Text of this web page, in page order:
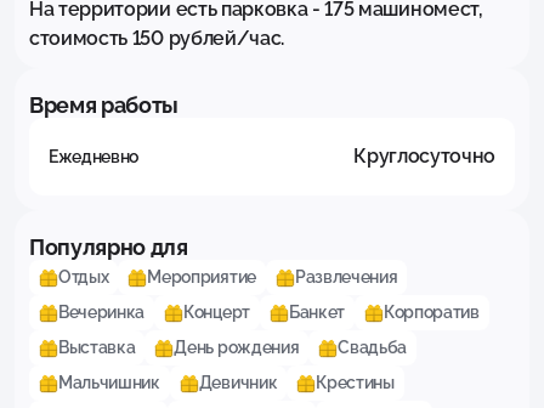
На территории есть парковка - 175 машиномест,
стоимость 150 рублей/час.
Время работы
Ежедневно Круглосуточно
Популярно для
Отдых Мероприятие
Развлечения
Вечеринка
Концерт Банкет
Корпоратив
Выставка
День рождения
Свадьба
Мальчишник
Девичник
Крестины